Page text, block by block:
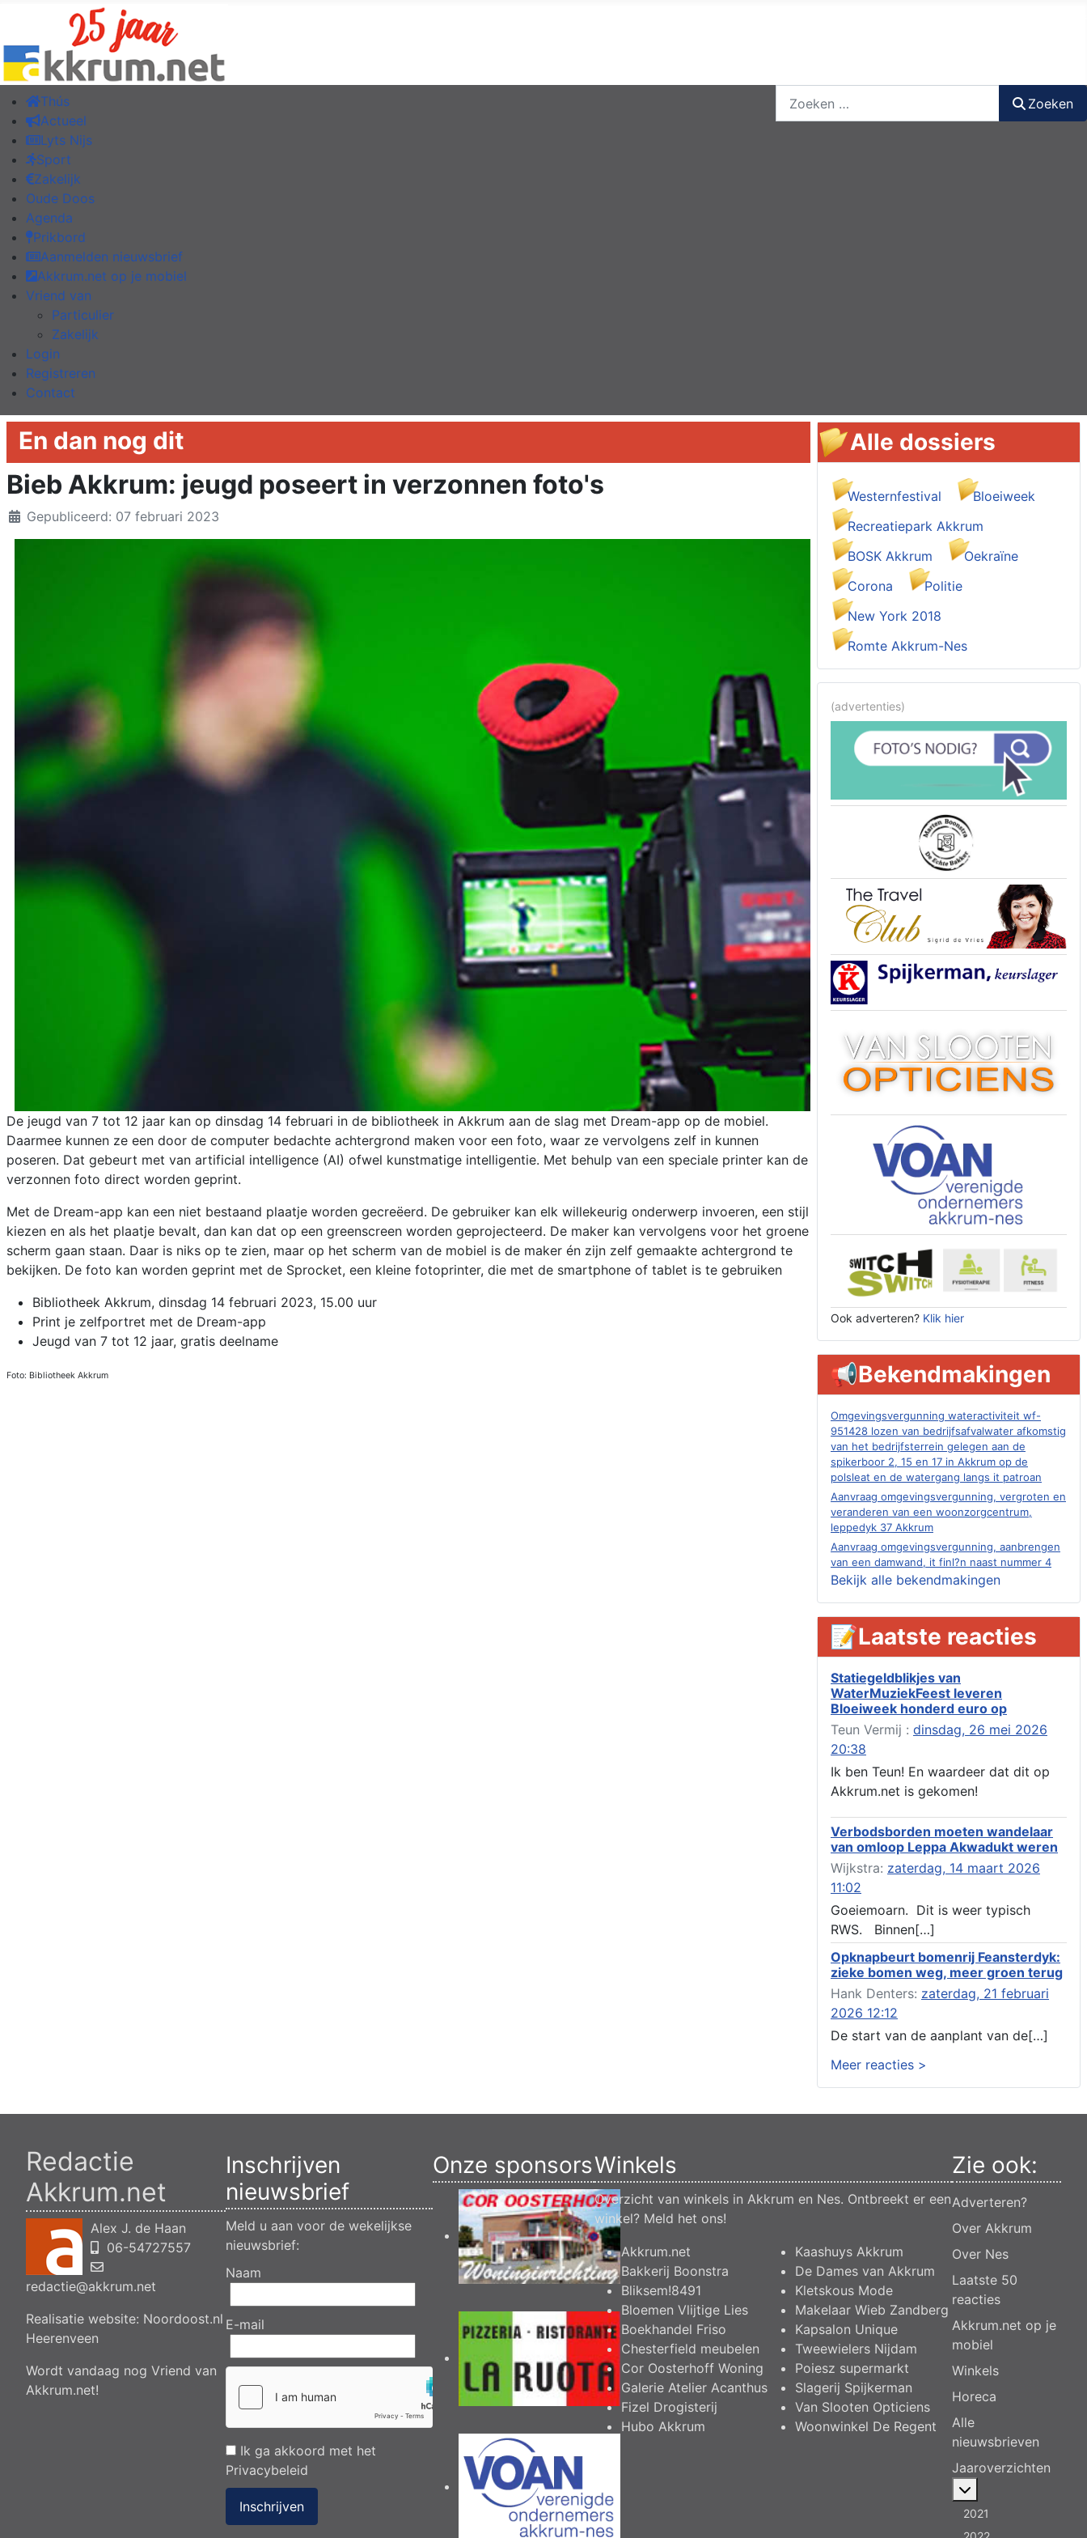
Thús
Actueel
Lyts Nijs
Sport
Zakelijk
Oude Doos
Agenda
Prikbord
Aanmelden nieuwsbrief
Akkrum.net op je mobiel
Vriend van
Particulier
Zakelijk
Login
Registreren
Contact
Zoeken
En dan nog dit
Bieb Akkrum: jeugd poseert in verzonnen foto's
DetailsGepubliceerd: 07 februari 2023
De jeugd van 7 tot 12 jaar kan op dinsdag 14 februari in de bibliotheek in Akkrum aan de slag met Dream-app op de mobiel.
Daarmee kunnen ze een door de computer bedachte achtergrond maken voor een foto, waar ze vervolgens zelf in kunnen
poseren. Dat gebeurt met van artificial intelligence (AI) ofwel kunstmatige intelligentie. Met behulp van een speciale printer kan de
verzonnen foto direct worden geprint.
Met de Dream-app kan een niet bestaand plaatje worden gecreëerd. De gebruiker kan elk willekeurig onderwerp invoeren, een stijl
kiezen en als het plaatje bevalt, dan kan dat op een greenscreen worden geprojecteerd. De maker kan vervolgens voor het groene
scherm gaan staan. Daar is niks op te zien, maar op het scherm van de mobiel is de maker én zijn zelf gemaakte achtergrond te
bekijken. De foto kan worden geprint met de Sprocket, een kleine fotoprinter, die met de smartphone of tablet is te gebruiken
Bibliotheek Akkrum, dinsdag 14 februari 2023, 15.00 uur
Print je zelfportret met de Dream-app
Jeugd van 7 tot 12 jaar, gratis deelname
Foto: Bibliotheek Akkrum
Alle dossiers
Westernfestival
Bloeiweek
Recreatiepark Akkrum
BOSK Akkrum
Oekraïne
Corona
Politie
New York 2018
Romte Akkrum-Nes
(advertenties)
Ook adverteren? Klik hier
📢Bekendmakingen
Omgevingsvergunning wateractiviteit wf-
951428 lozen van bedrijfsafvalwater afkomstig
van het bedrijfsterrein gelegen aan de
spikerboor 2, 15 en 17 in Akkrum op de
polsleat en de watergang langs it patroan
Aanvraag omgevingsvergunning, vergroten en
veranderen van een woonzorgcentrum,
leppedyk 37 Akkrum
Aanvraag omgevingsvergunning, aanbrengen
van een damwand, it finl?n naast nummer 4
Akkrum
Verlening omgevingsvergunning, tijdelijk
gebruik openbare ruimte 02-10 t/m 02-11-
Aanvraag omgevingsvergunning, tijdelijk
gebruik openbare ruimte 02-10 t/m 02-11-
2026, sitadel voor nr 6 te Akkrum
Verlenging beslistermijn aanvraag
omgevingsvergunning, heechein 28, 8491 em
Aanvraag omgevingsvergunning, veranderen
van een woning (voordeur en dakkapel),
Aanvraag omgevingsvergunning
wateractiviteit wf-1012586 aanbrengen van
asfalt t.b.v. onderhoud fietspad t.h.v
boarnsterdyk, Akkrum
Locatiestudie Akkrum
Verlening ontheffing geluid, boarnsw?l
Akkrum
Kennisgeving vergunningaanvraag voor het -
bouwwerken, werken en objecten in of bij
een oppervlaktewaterlichaam, niet zijnde de
noordzee, of waterkering in beheer bij het rijk
te Akkrum
Verlening omgevingsvergunning, veranderen
nabij nummer 6 Akkrum
gesloten bodemenergiesysteem, it weidl?n
999662 aanleggen van dammen en ter
compensatie graven en verbreden van
watergangen t.h.v. polsleatwei 15 te Akkrum
abbengawiersterdyk 2 te jirnsum en ter
compensatie graven van een watergang t.h.v.
rijksweg 194 te jirnsum
Besluit buitenplanse omgevingsplanactiviteit
(bopa), vergroten en veranderen van een
woning- en het veranderen van een
bedrijfsgebouw, polsleatwei 11 Akkrum
Aanvraag omgevingsvergunning, bouwen van
een bedrijfsverzamelgebouw, spikerboor
naast nummer 11-1 Akkrum
Aanvraag omgevingsvergunning
wateractiviteit wf-1009518 dempen en
compenseren van een watergang t.b.v.
plaatsen van een transformatorstation project
Verlening ontheffing geluid
zomeravondconcert Akkrum, tsjerkebleek in
Bekijk alle bekendmakingen
📝Laatste reacties
Statiegeldblikjes van
WaterMuziekFeest leveren
Bloeiweek honderd euro op
Teun Vermij : dinsdag, 26 mei 2026
20:38
Ik ben Teun! En waardeer dat dit op
Akkrum.net is gekomen!
Verbodsborden moeten wandelaar
van omloop Leppa Akwadukt weren
Wijkstra: zaterdag, 14 maart 2026
11:02
Goeiemoarn. Dit is weer typisch
RWS. Binnen[…]
Opknapbeurt bomenrij Feansterdyk:
zieke bomen weg, meer groen terug
Hank Denters: zaterdag, 21 februari
2026 12:12
De start van de aanplant van de[…]
Meer reacties >
Redactie
Akkrum.net
Alex J. de Haan
06-54727557
redactie@akkrum.net
Realisatie website: Noordoost.nl
Heerenveen
Wordt vandaag nog Vriend van
Akkrum.net!
Inschrijven
nieuwsbrief
Meld u aan voor de wekelijkse
nieuwsbrief:
Naam
E-mail
Ik ga akkoord met het
Privacybeleid
Inschrijven
Onze sponsorsWinkels
Overzicht van winkels in Akkrum en Nes. Ontbreekt er een
winkel? Meld het ons!
Akkrum.net
Bakkerij Boonstra
Bliksem!8491
Bloemen Vlijtige Lies
Boekhandel Friso
Chesterfield meubelen
Cor Oosterhoff Woning
Galerie Atelier Acanthus
Fizel Drogisterij
Hubo Akkrum
Kaashuys Akkrum
De Dames van Akkrum
Kletskous Mode
Makelaar Wieb Zandberg
Kapsalon Unique
Tweewielers Nijdam
Poiesz supermarkt
Slagerij Spijkerman
Van Slooten Opticiens
Woonwinkel De Regent
Zie ook:
Adverteren?
Over Akkrum
Over Nes
Laatste 50
reacties
Akkrum.net op je
mobiel
Winkels
Horeca
Alle
nieuwsbrieven
Jaaroverzichten
2021